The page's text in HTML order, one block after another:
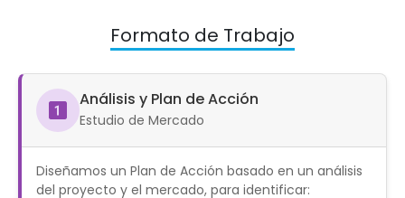
Formato de Trabajo
Análisis y Plan de Acción
Estudio de Mercado
Diseñamos un Plan de Acción basado en un análisis
del proyecto y el mercado, para identificar: